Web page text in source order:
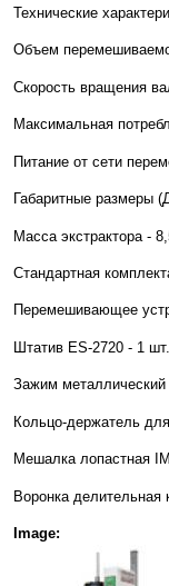
Технические
Объем
Скорость вращения
Максимальная
Питание от сети
Габаритные размеры
Масса экстрактора -
Стандартная
Перемешивающее
Штатив ES-2720 - 1 шт.
Зажим металлический
Кольцо-держатель
Мешалка лопастная
Воронка делительная
Image: